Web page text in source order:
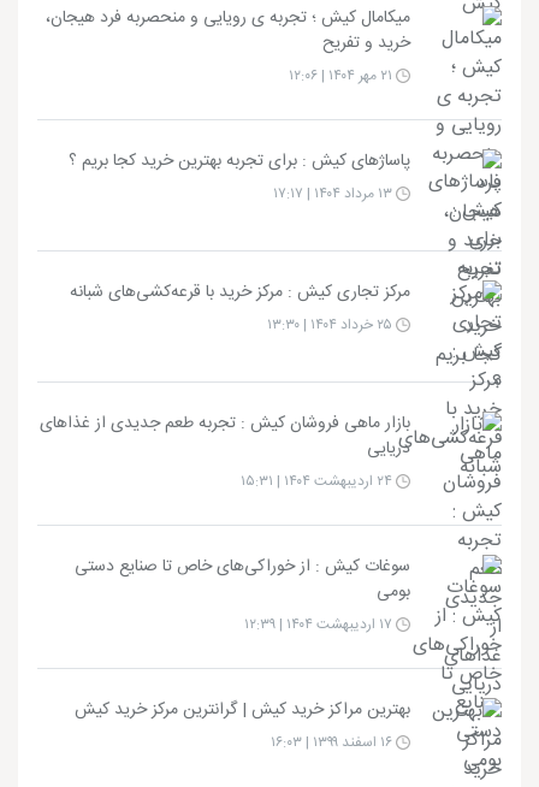
میکامال کیش ؛ تجربه ی رویایی و منحصربه فرد هیجان،
خرید و تفریح
پاساژهای کیش : برای تجربه بهترین خرید کجا بریم ؟
مرکز تجاری کیش : مرکز خرید با قرعه‌کشی‌های شبانه
بازار ماهی فروشان کیش : تجربه طعم جدیدی از غذاهای
دریایی
سوغات کیش : از خوراکی‌های خاص تا صنایع دستی
بومی
بهترین مراکز خرید کیش | گرانترین مرکز خرید کیش